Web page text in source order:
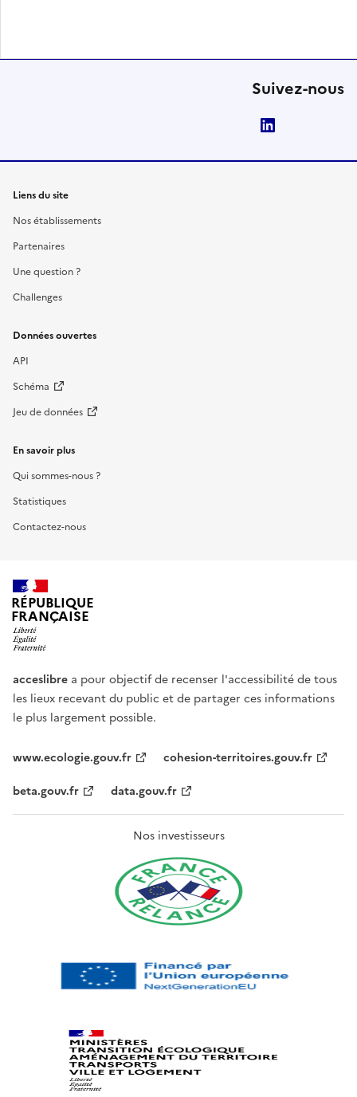
Suivez-nous
Liens du site
Nos établissements
Partenaires
Une question ?
Challenges
Données ouvertes
API
Schéma
Jeu de données
En savoir plus
Qui sommes-nous ?
Statistiques
Contactez-nous
RÉPUBLIQUE
FRANÇAISE
acceslibre a pour objectif de recenser l'accessibilité de tous
les lieux recevant du public et de partager ces informations
le plus largement possible.
www.ecologie.gouv.fr
cohesion-territoires.gouv.fr
beta.gouv.fr
data.gouv.fr
Nos investisseurs